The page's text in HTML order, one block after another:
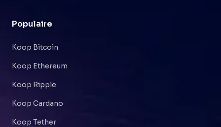
Populaire
Koop Bitcoin
Koop Ethereum
Koop Ripple
Koop Cardano
Koop Tether